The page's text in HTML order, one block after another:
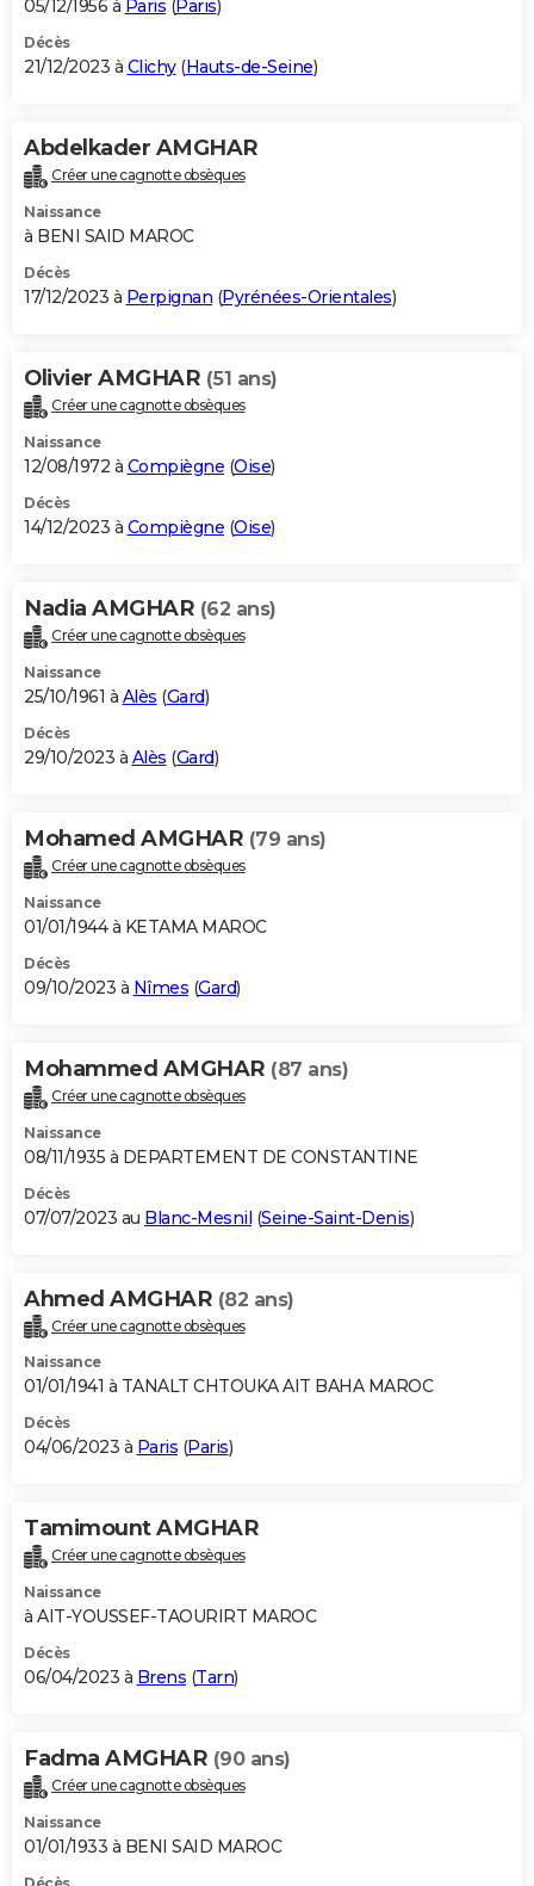
05/12/1956 à Paris (Paris)
Décès
21/12/2023 à Clichy(Hauts-de-Seine)
Abdelkader AMGHAR
Créer une cagnotte obsèques
Naissance
à BENI SAID MAROC
Décès
17/12/2023 à Perpignan (Pyrénées-Orientales)
Olivier AMGHAR (51 ans)
Créer une cagnotte obsèques
Naissance
12/08/1972 à Compiègne (Oise)
Décès
14/12/2023 à Compiègne (Oise)
Nadia AMGHAR (62 ans)
Créer une cagnotte obsèques
Naissance
25/10/1961 à Alès (Gard)
Décès
29/10/2023 à Alès (Gard)
Mohamed AMGHAR (79 ans)
Créer une cagnotte obsèques
Naissance
01/01/1944 à KETAMA MAROC
Décès
09/10/2023 à Nîmes (Gard)
Mohammed AMGHAR (87 ans)
Créer une cagnotte obsèques
Naissance
08/11/1935 à DEPARTEMENT DE CONSTANTINE
Décès
07/07/2023 au Blanc-Mesnil (Seine-Saint-Denis)
Ahmed AMGHAR (82 ans)
Créer une cagnotte obsèques
Naissance
01/01/1941 à TANALT CHTOUKA AIT BAHA MAROC
Décès
04/06/2023 à Paris (Paris)
Tamimount AMGHAR
Créer une cagnotte obsèques
Naissance
à AIT-YOUSSEF-TAOURIRT MAROC
Décès
06/04/2023 à Brens (Tarn)
Fadma AMGHAR (90 ans)
Créer une cagnotte obsèques
Naissance
01/01/1933 à BENI SAID MAROC